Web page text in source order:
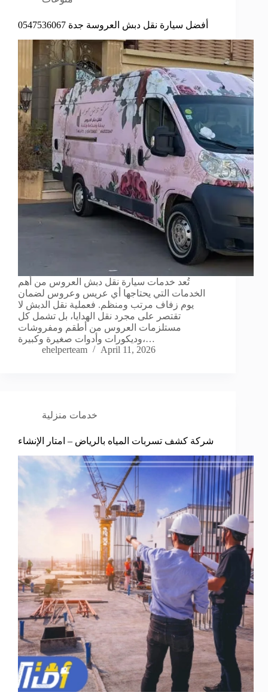
أفضل سيارة نقل دبش العروسة جدة 0547536067
تُعد خدمات سيارة نقل دبش العروس من أهم
الخدمات التي يحتاجها أي عريس وعروس لضمان
يوم زفاف مرتب ومنظم. فعملية نقل الدبش لا
تقتصر على مجرد نقل الهدايا، بل تشمل كل
مستلزمات العروس من أطقم ومفروشات
وديكورات وأدوات صغيرة وكبيرة،…
ehelperteam
April 11, 2026
خدمات منزلية
شركة كشف تسربات المياه بالرياض – امتار الإنشاء